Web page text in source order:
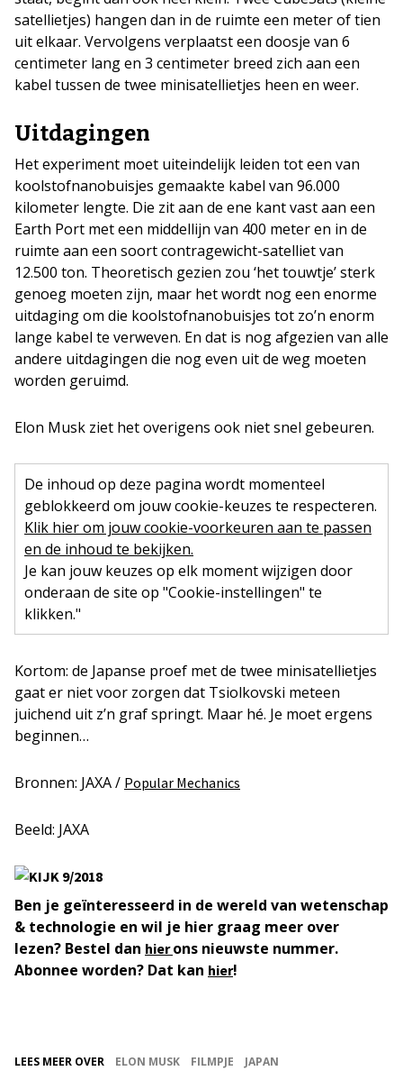
satellietjes) hangen dan in de ruimte een meter of tien
uit elkaar. Vervolgens verplaatst een doosje van 6
centimeter lang en 3 centimeter breed zich aan een
kabel tussen de twee minisatellietjes heen en weer.
Uitdagingen
Het experiment moet uiteindelijk leiden tot een van
koolstofnanobuisjes gemaakte kabel van 96.000
kilometer lengte. Die zit aan de ene kant vast aan een
Earth Port met een middellijn van 400 meter en in de
ruimte aan een soort contragewicht-satelliet van
12.500 ton. Theoretisch gezien zou ‘het touwtje’ sterk
genoeg moeten zijn, maar het wordt nog een enorme
uitdaging om die koolstofnanobuisjes tot zo’n enorm
lange kabel te verweven. En dat is nog afgezien van alle
andere uitdagingen die nog even uit de weg moeten
worden geruimd.
Elon Musk ziet het overigens ook niet snel gebeuren.
De inhoud op deze pagina wordt momenteel
geblokkeerd om jouw cookie-keuzes te respecteren.
Klik hier om jouw cookie-voorkeuren aan te passen
en de inhoud te bekijken.
Je kan jouw keuzes op elk moment wijzigen door
onderaan de site op "Cookie-instellingen" te
klikken."
Kortom: de Japanse proef met de twee minisatellietjes
gaat er niet voor zorgen dat Tsiolkovski meteen
juichend uit z’n graf springt. Maar hé. Je moet ergens
beginnen…
Bronnen: JAXA / Popular Mechanics
Beeld: JAXA
Ben je geïnteresseerd in de wereld van wetenschap
& technologie en wil je hier graag meer over
lezen? Bestel dan hierons nieuwste nummer.
Abonnee worden? Dat kan hier!
LEES MEER OVER ELON MUSK FILMPJE
JAPAN